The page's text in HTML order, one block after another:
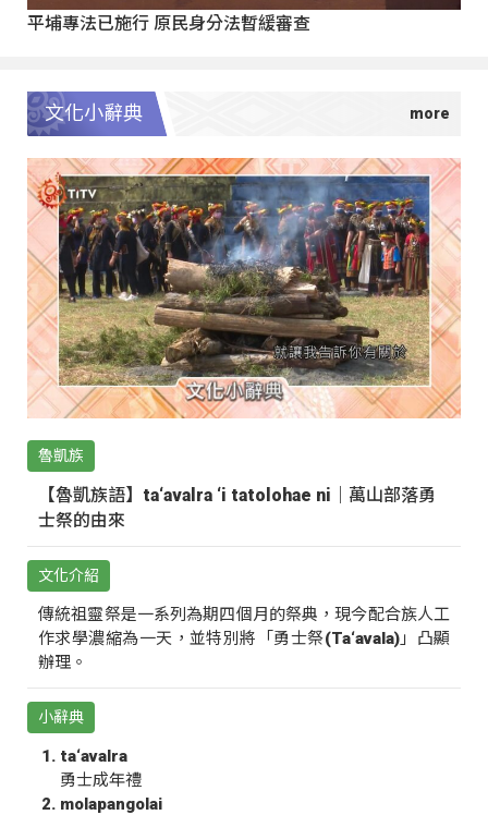
平埔專法已施行 原民身分法暫緩審查
文化小辭典
魯凱族
【魯凱族語】ta‘avalra ‘i tatolohae ni｜萬山部落勇
士祭的由來
文化介紹
傳統祖靈祭是一系列為期四個月的祭典，現今配合族人工
作求學濃縮為一天，並特別將「勇士祭(Ta‘avala)」凸顯
辦理。
小辭典
ta‘avalra
勇士成年禮
molapangolai